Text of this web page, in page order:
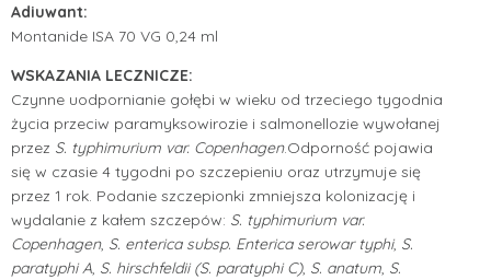
Adiuwant:
Montanide ISA 70 VG 0,24 ml
WSKAZANIA LECZNICZE:
Czynne uodpornianie gołębi w wieku od trzeciego tygodnia
życia przeciw paramyksowirozie i salmonellozie wywołanej
przez S. typhimurium var. Copenhagen.Odporność pojawia
się w czasie 4 tygodni po szczepieniu oraz utrzymuje się
przez 1 rok. Podanie szczepionki zmniejsza kolonizację i
wydalanie z kałem szczepów: S. typhimurium var.
Copenhagen, S. enterica subsp. Enterica serowar typhi, S.
paratyphi A, S. hirschfeldii (S. paratyphi C), S. anatum, S.